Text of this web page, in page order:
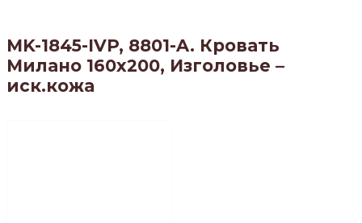
MK-1845-IVP, 8801-A. Кровать
Милано 160х200, Изголовье –
иск.кожа